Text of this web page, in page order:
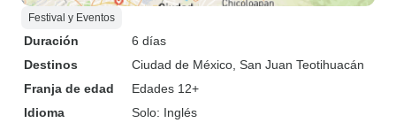
Festival y Eventos
Duración
6 días
Destinos
Ciudad de México , San Juan Teotihuacán
Franja de edad
Edades 12+
Idioma
Solo: Inglés